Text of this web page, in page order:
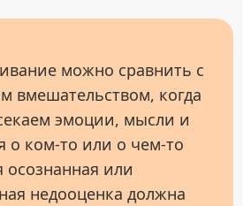
можно сравнить с
вмешательством, когда
эмоции, мысли и
о ком-то или о чем-то
осознанная или
недооценка должна